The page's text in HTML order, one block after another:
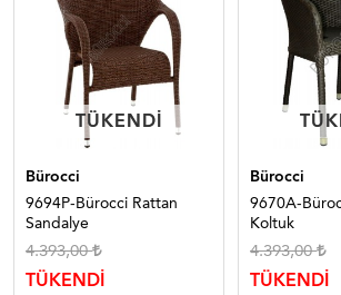
TÜKENDI
TÜKENDI
Bürocci
9694P-Bürocci Rattan
Sandalye
4.393,00
TÜKENDİ
Bürocci
9670A-
Koltuk
4.393,00
TÜKENDİ